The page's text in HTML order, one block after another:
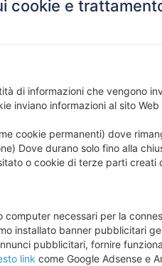
cookie e
di informazioni che vengono
inviano informazioni al sito
cookie permanenti) dove
Dove durano solo fino alla
o cookie di terze parti creati
necessari per la
installato banner pubblicitari
pubblicitari, fornire
link come Google Adsense e